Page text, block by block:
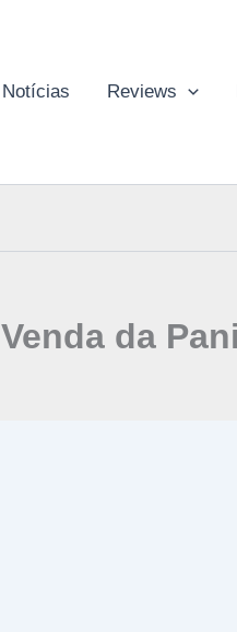
Notícias Reviews
Venda da